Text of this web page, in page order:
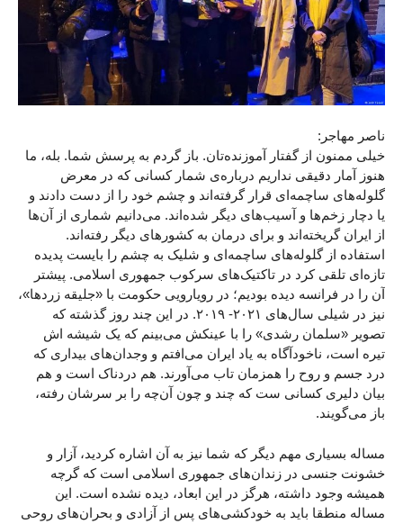
ناصر مهاجر:
خیلی ممنون از گفتار آموزنده‌تان. باز گردم به پرسش شما. بله، ما
هنوز آمار دقیقی نداریم درباره‌ی شمار کسانی که در معرض
گلوله‌های ساچمه‌ای قرار گرفته‌اند و چشم خود را از دست دادند و
یا دچار زخم‌ها و آسیب‌های دیگر شده‌اند. می‌دانیم شماری از آن‌ها
از ایران گریخته‌اند و برای درمان به کشورهای دیگر رفته‌اند.
استفاده از گلوله‌های ساچمه‌ای و شلیک به چشم را بایست پدیده‌
تازه‌ای تلقی کرد در تاکتیک‌های سرکوب جمهوری اسلامی. پیشتر
آن را در فرانسه دیده بودیم؛ در رویارویی حکومت با «‌جلیقه زردها»،
نیز در شیلی سال‌های ۲۰۲۱- ۲۰۱۹. در این چند روز گذشته که
تصویر «سلمان رشدی» را با عینکش می‌بینم که یک شیشه‌ ‌اش
تیره است، ناخودآگاه به یاد ایران می‌افتم و وجدان‌های بیداری که
درد جسم و روح را همزمان تاب می‌آورند. هم دردناک است و هم
بیان دلیری کسانی ست که چند و چون آن‌چه را بر سرشان رفته،
باز می‌گویند.
مساله بسیاری مهم دیگر که شما نیز به آن اشاره کردید، آزار و
خشونت جنسی در زندان‌های جمهوری اسلامی است که گرچه
همیشه وجود داشته، هرگز در این ابعاد، دیده نشده است. این
مساله منطقا باید به خودکشی‌های پس از آزادی و بحران‌های روحی